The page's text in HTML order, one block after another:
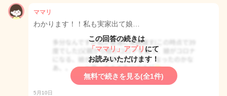
ママリ
わかります！！私も実家出て娘…
この回答の続きは
「ママリ」アプリ にて
お読みいただけます！
無料で続きを見る(全1件)
5月10日